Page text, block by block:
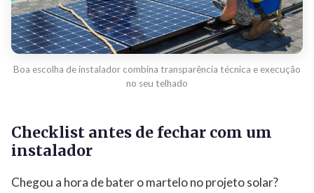
Boa escolha de instalador combina transparência técnica e execução
no seu telhado
Checklist antes de fechar com um
instalador
Chegou a hora de bater o martelo no projeto solar?